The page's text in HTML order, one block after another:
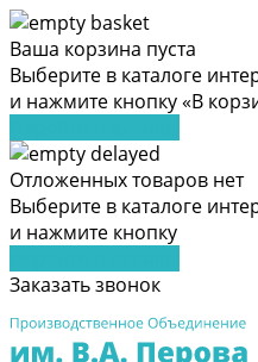
Ваша корзина пуста
Выберите в каталоге
и нажмите кнопку «В
Отложенных товаров нет
Выберите в каталоге
и нажмите кнопку
Заказать звонок